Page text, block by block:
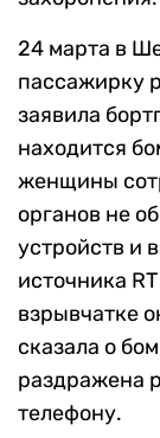
24 марта в
пассажирку
заявила
находится
женщины
органов не
устройств и
источника
взрывчатке
сказала о
раздражена
телефону.